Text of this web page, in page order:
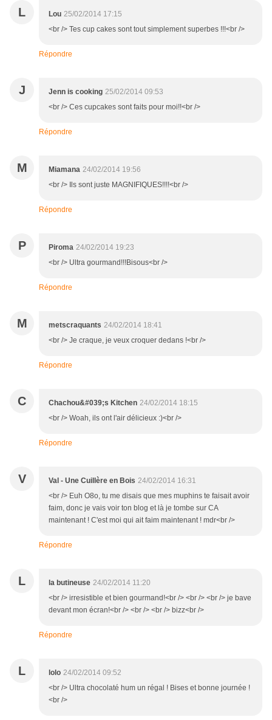
L Lou 25/02/2014 17:15
<br /> Tes cup cakes sont tout simplement superbes !!!<br />
Répondre
J Jenn is cooking 25/02/2014 09:53
<br /> Ces cupcakes sont faits pour moi!!<br />
Répondre
M Miamana 24/02/2014 19:56
<br /> Ils sont juste MAGNIFIQUES!!!!<br />
Répondre
P Piroma 24/02/2014 19:23
<br /> Ultra gourmand!!!Bisous<br />
Répondre
M metscraquants 24/02/2014 18:41
<br /> Je craque, je veux croquer dedans !<br />
Répondre
C Chachou&#039;s Kitchen 24/02/2014 18:15
<br /> Woah, ils ont l'air délicieux :)<br />
Répondre
V Val - Une Cuillère en Bois 24/02/2014 16:31
<br /> Euh O8o, tu me disais que mes muphins te faisait avoir
faim, donc je vais voir ton blog et là je tombe sur CA
maintenant ! C'est moi qui ait faim maintenant ! mdr<br />
Répondre
L la butineuse 24/02/2014 11:20
<br /> irresistible et bien gourmand!<br /> <br /> <br /> je bave
devant mon écran!<br /> <br /> <br /> bizz<br />
Répondre
L lolo 24/02/2014 09:52
<br /> Ultra chocolaté hum un régal ! Bises et bonne journée !
<br />